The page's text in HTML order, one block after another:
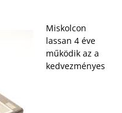
Miskolcon
lassan 4 éve
működik az a
kedvezményes